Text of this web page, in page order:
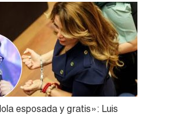
esposada y gratis»: Luis